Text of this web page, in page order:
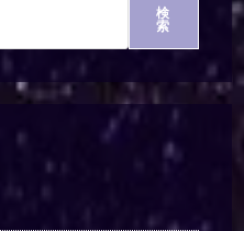
検
索